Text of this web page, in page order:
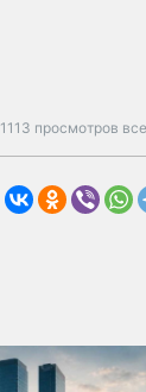
1113 просмотров